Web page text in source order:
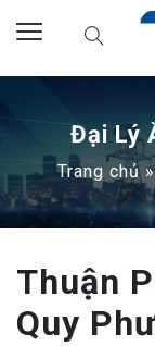
Đại Lý
Trang chủ
Thuận
Quy